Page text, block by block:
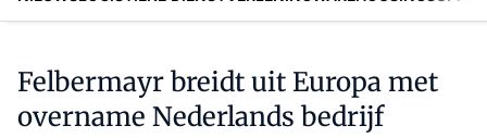
Felbermayr breidt uit Europa met
overname Nederlands bedrijf